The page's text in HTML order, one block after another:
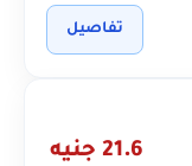
تفاصيل
21.6 جنيه